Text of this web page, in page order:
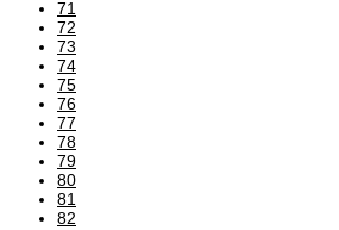
71
72
73
74
75
76
77
78
79
80
81
82